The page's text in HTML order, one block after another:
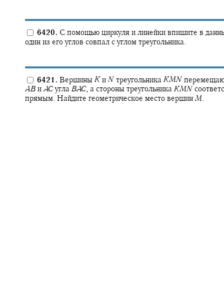
6420. С помощью циркуля и линейки впишите в
один из его углов совпал с углом треугольника.
6421. Вершины K и N треугольника KMN
AB и ACугла BAC, а стороны треугольника KMN
прямым. Найдите геометрическое место вершин M.